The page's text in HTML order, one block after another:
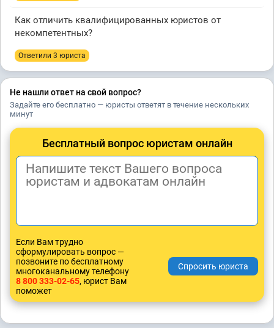
Как отличить квалифицированных юристов от
некомпетентных?
Ответили 3 юристa
Не нашли ответ на свой вопрос?
Задайте его бесплатно — юристы ответят в течение нескольких
минут
Бесплатный вопрос юристам онлайн
Если Вам трудно
сформулировать вопрос —
позвоните по бесплатному
многоканальному телефону
8 800 333-02-65, юрист Вам
поможет